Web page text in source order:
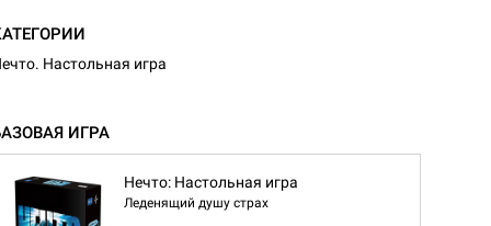
Настольная игра
ИГРА
Нечто: Настольная игра
Леденящий душу страх